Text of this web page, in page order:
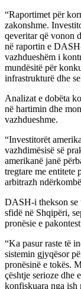
“Raportimet për
zakonshme.
qeveritar që vonon
në raportin e
vazhdueshëm i
mundësitë për
infrastrukturë dhe
Analizat e dobëta
në hartimin dhe
vazhdueshme.
“Investitorët
vazhdimësisë së
amerikanë janë
tregtare me entitete
arbitrazh
DASH-i thekson se
sfidë në Shqipëri,
pronësie e
“Ka pasur raste të
sistemin gjyqësor
pronësinë e tokës.
çështje serioze dhe
konfiskuara nga ish